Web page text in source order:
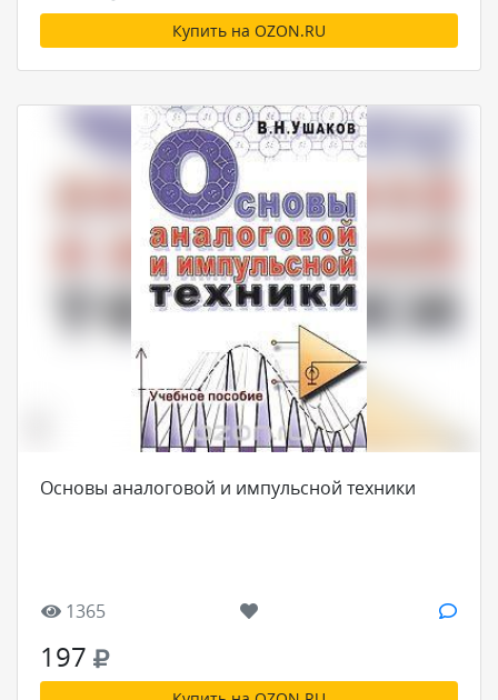
Купить на OZON.RU
Основы аналоговой и импульсной техники
1365
197